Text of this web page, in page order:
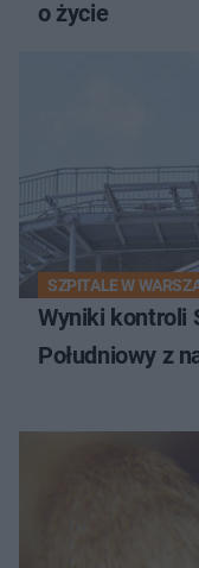
o życie
SZPITALE W
Wyniki kontroli
Południowy z